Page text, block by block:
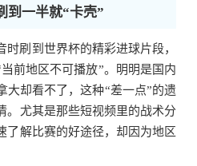
到一半就“卡壳”
刷到世界杯的精彩进球片段，
前地区不可播放”。明明是国内
大却看不了，这种“差一点”的遗
。尤其是那些短视频里的战术分
了解比赛的好途径，却因为地区